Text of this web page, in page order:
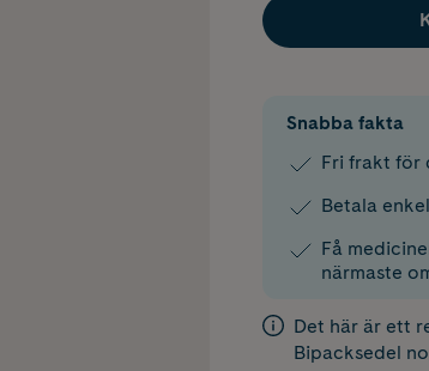
Snabba fakta
Fri frakt för
Betala
Få
närmaste
Det här är ett
Bipacksedel